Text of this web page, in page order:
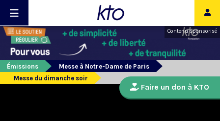
Contenu sponsorisé
Émissions
Messe à Notre-Dame de Paris
Messe du dimanche soir
Faire un don à KTO